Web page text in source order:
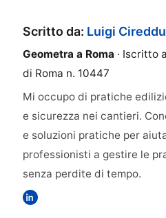
Scritto da: Luigi Cireddu
Geometra a Roma · Iscritto
di Roma n. 10447
Mi occupo di pratiche
e sicurezza nei cantieri.
e soluzioni pratiche per
professionisti a gestire le
senza perdite di tempo.